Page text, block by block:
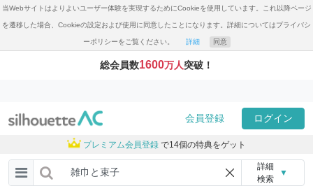
当Webサイトはよりよいユーザー体験を実現するためにCookieを使用しています。これ以降ページ
を遷移した場合、Cookieの設定および使用に同意したことになります。詳細についてはプライバシ
ーポリシーをご覧ください。 詳細 同意
総会員数1600万人突破！
会員登録 ログイン
プレミアム会員登録 で14個の特典をゲット
詳細
検索
▼